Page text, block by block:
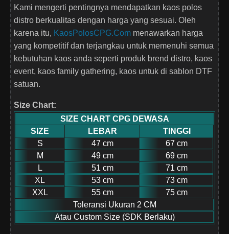
Kami mengerti pentingnya mendapatkan kaos polos
distro berkualitas dengan harga yang sesuai. Oleh
karena itu, KaosPolosCPG.Com menawarkan harga
yang kompetitif dan terjangkau untuk memenuhi semua
kebutuhan kaos anda seperti produk brend distro, kaos
event, kaos family gathering, kaos untuk di sablon DTF
satuan.
Size Chart:
SIZE CHART CPG DEWASA
SIZE
LEBAR
TINGGI
S
47 cm
67 cm
M
49 cm
69 cm
L
51 cm
71 cm
XL
53 cm
73 cm
XXL
55 cm
75 cm
Toleransi Ukuran 2 CM
Atau Custom Size (SDK Berlaku)